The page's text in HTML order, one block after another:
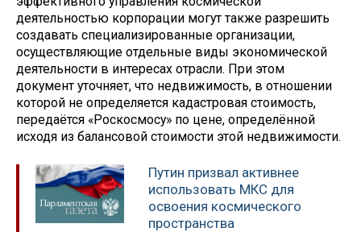
деятельностью корпорации могут также разрешить
создавать специализированные организации,
осуществляющие отдельные виды экономической
деятельности в интересах отрасли. При этом
документ уточняет, что недвижимость, в отношении
которой не определяется кадастровая стоимость,
передаётся «Роскосмосу» по цене, определённой
исходя из балансовой стоимости этой недвижимости.
Путин призвал активнее
использовать МКС для
освоения космического
пространства